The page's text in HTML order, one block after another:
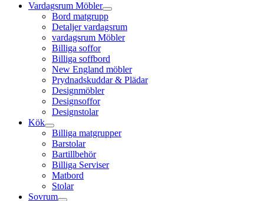
Vardagsrum Möbler
Bord matgrupp
Detaljer vardagsrum
vardagsrum Möbler
Billiga soffor
Billiga soffbord
New England möbler
Prydnadskuddar & Plädar
Designmöbler
Designsoffor
Designstolar
Kök
Billiga matgrupper
Barstolar
Bartillbehör
Billiga Serviser
Matbord
Stolar
Sovrum